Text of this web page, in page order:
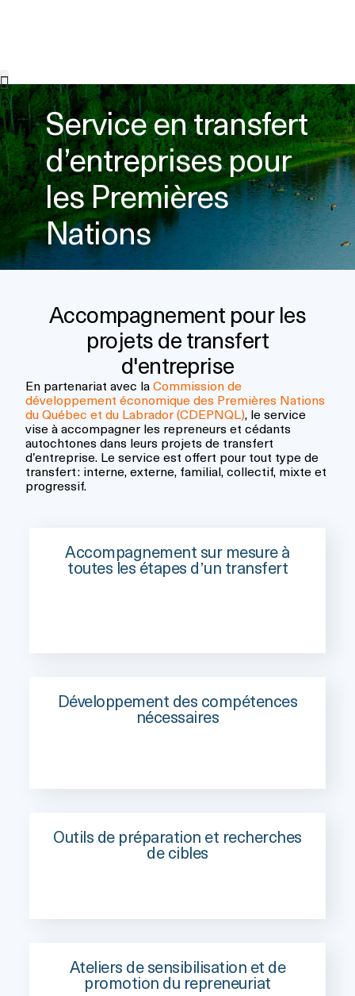
Service en transfert
d’entreprises pour
les Premières
Nations
Accompagnement pour les
projets de transfert
d'entreprise
En partenariat avec laCommission de
développement économique des Premières Nations
du Québec et du Labrador (CDEPNQL), le service
vise à accompagner les repreneurs et cédants
autochtones dans leurs projets de transfert
d’entreprise. Le service est offert pour tout type de
transfert : interne, externe, familial, collectif, mixte et
progressif.
Accompagnement sur mesure à
toutes les étapes d’un transfert
Développement des compétences
nécessaires
Outils de préparation et recherches
de cibles
Ateliers de sensibilisation et de
promotion du repreneuriat